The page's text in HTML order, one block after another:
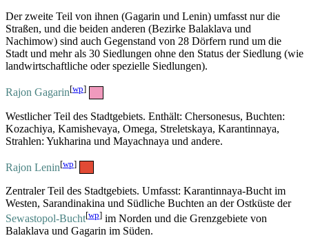
Der zweite Teil von ihnen (Gagarin und Lenin) umfasst nur die
Straßen, und die beiden anderen (Bezirke Balaklava und
Nachimow) sind auch Gegenstand von 28 Dörfern rund um die
Stadt und mehr als 30 Siedlungen ohne den Status der Siedlung (wie
landwirtschaftliche oder spezielle Siedlungen).
Rajon Gagarin[wp]
Westlicher Teil des Stadtgebiets. Enthält: Chersonesus, Buchten:
Kozachiya, Kamishevaya, Omega, Streletskaya, Karantinnaya,
Strahlen: Yukharina und Mayachnaya und andere.
Rajon Lenin[wp]
Zentraler Teil des Stadtgebiets. Umfasst: Karantinnaya-Bucht im
Westen, Sarandinakina und Südliche Buchten an der Ostküste der
Sewastopol-Bucht[wp] im Norden und die Grenzgebiete von
Balaklava und Gagarin im Süden.